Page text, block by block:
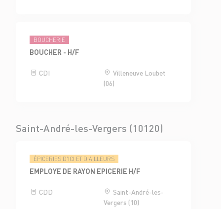
BOUCHERIE
BOUCHER - H/F
CDI
Villeneuve Loubet
(06)
Saint-André-les-Vergers (10120)
ÉPICERIES D'ICI ET D'AILLEURS
EMPLOYE DE RAYON EPICERIE H/F
CDD
Saint-André-les-
Vergers (10)